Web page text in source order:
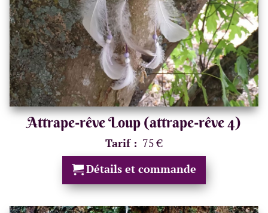
Attrape-rêve Loup (attrape-rêve 4)
Tarif : 75 €
Détails et commande